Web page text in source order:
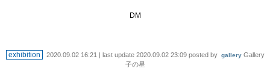
DM
exhibition 2020.09.02 16:21 | last update 2020.09.02 23:09posted by gallery Gallery
子の星